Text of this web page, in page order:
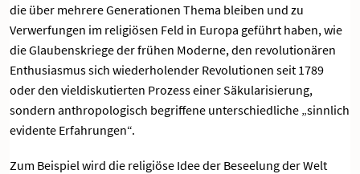
die über mehrere Generationen Thema bleiben und zu
Verwerfungen im religiösen Feld in Europa geführt haben, wie
die Glaubenskriege der frühen Moderne, den revolutionären
Enthusiasmus sich wiederholender Revolutionen seit 1789
oder den vieldiskutierten Prozess einer Säkularisierung,
sondern anthropologisch begriffene unterschiedliche „sinnlich
evidente Erfahrungen“.
Zum Beispiel wird die religiöse Idee der Beseelung der Welt